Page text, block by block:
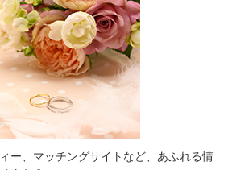
ー、マッチングサイトなど、あふれる情